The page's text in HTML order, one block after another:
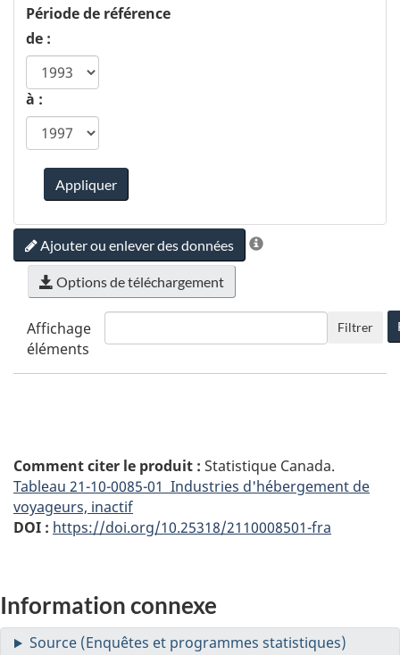
Période de référence
de :
à :
Appliquer
Ajouter ou enlever des données
Options de téléchargement
Affichage
éléments
Filtrer
Comment citer le produit : Statistique Canada.
Tableau 21-10-0085-01 Industries d'hébergement de
voyageurs, inactif
DOI : https://doi.org/10.25318/2110008501-fra
Information connexe